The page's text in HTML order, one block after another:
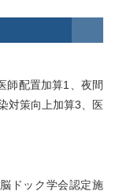
師配置加算1、夜間
対策向上加算3、医
ドック学会認定施